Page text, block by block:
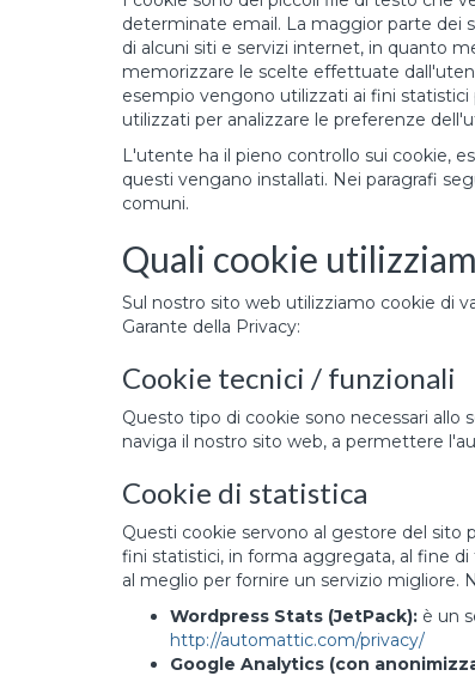
determinate email. La maggior parte dei
di alcuni siti e servizi internet, in quanto
memorizzare le scelte effettuate
esempio vengono utilizzati ai fini
utilizzati per analizzare le preferenze
L'utente ha il pieno controllo sui cookie,
questi vengano installati. Nei paragrafi
comuni.
Quali cookie
Sul nostro sito web utilizziamo cookie di
Garante della Privacy:
Cookie tecnici / funzionali
Questo tipo di cookie sono necessari
naviga il nostro sito web, a permettere
Cookie di statistica
Questi cookie servono al gestore del
fini statistici, in forma aggregata, al fine
al meglio per fornire un servizio
Wordpress Stats (JetPack): è un
http://automattic.com/privacy/
Google Analytics (con